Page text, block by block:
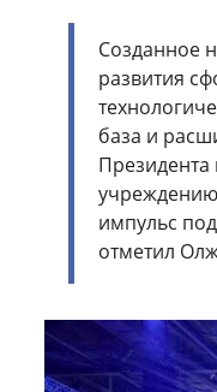
Созданное
развития
база и
учреждению
импульс
отметил